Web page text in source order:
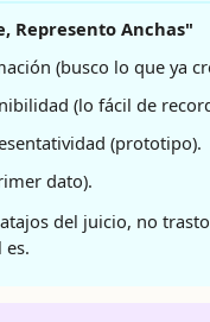
Represento Anchas"
(busco lo que ya
(lo fácil de
(prototipo).
dato).
del juicio, no
es.